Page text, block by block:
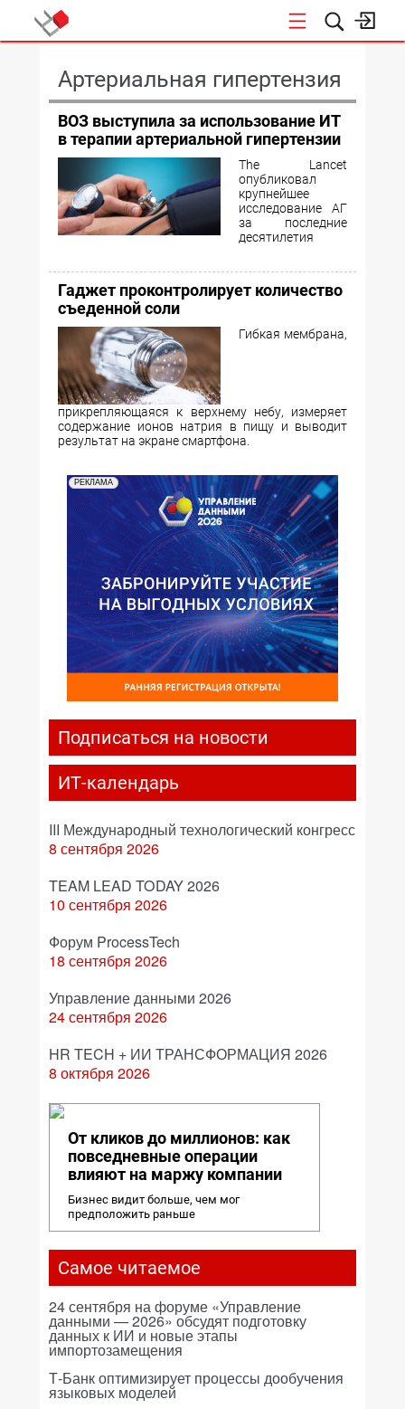
Артериальная гипертензия
ВОЗ выступила за использование ИТ
в терапии артериальной гипертензии
The Lancet
опубликовал
крупнейшее
исследование АГ
за последние
десятилетия
Гаджет проконтролирует количество
съеденной соли
Гибкая мембрана,
прикрепляющаяся к верхнему небу, измеряет
содержание ионов натрия в пищу и выводит
результат на экране смартфона.
РЕКЛАМА
Подписаться на новости
ИТ-календарь
III Международный технологический конгресс
8 сентября 2026
TEAM LEAD TODAY 2026
10 сентября 2026
Форум ProcessTech
18 сентября 2026
Управление данными 2026
24 сентября 2026
HR TECH + ИИ ТРАНСФОРМАЦИЯ 2026
8 октября 2026
От кликов до миллионов: как
повседневные операции
влияют на маржу компании
Бизнес видит больше, чем мог
предположить раньше
Самое читаемое
24 сентября на форуме «Управление
данными — 2026» обсудят подготовку
данных к ИИ и новые этапы
импортозамещения
Т-Банк оптимизирует процессы дообучения
языковых моделей